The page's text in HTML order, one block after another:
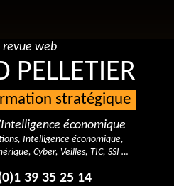
revue web
PELLETIER
stratégique
économique
Intelligence économique,
Cyber, Veilles, TIC, SSI …
39 35 25 14